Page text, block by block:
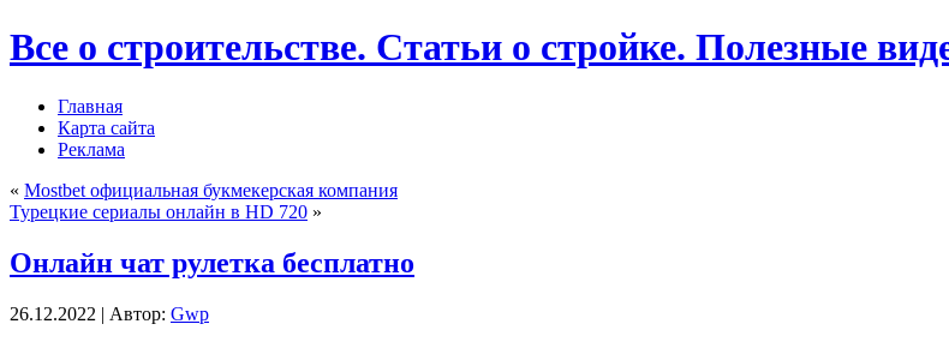
Все о строительстве. Статьи о стройке. Полезные
Главная
Карта сайта
Реклама
« Mostbet официальная букмекерская компания
Турецкие сериалы онлайн в HD 720 »
Онлайн чат рулетка бесплатно
26.12.2022 | Автор: Gwp